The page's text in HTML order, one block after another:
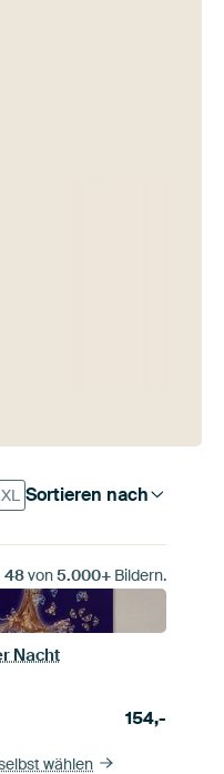
Sortieren nach
XL
48von5.000+Bildern.
Nacht
154,-
wählen